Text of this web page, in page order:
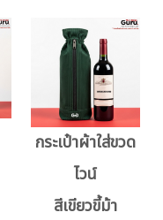
กระเป๋าผ้าใส่ขวด
ไวน์
สีเขียวขี้ม้า